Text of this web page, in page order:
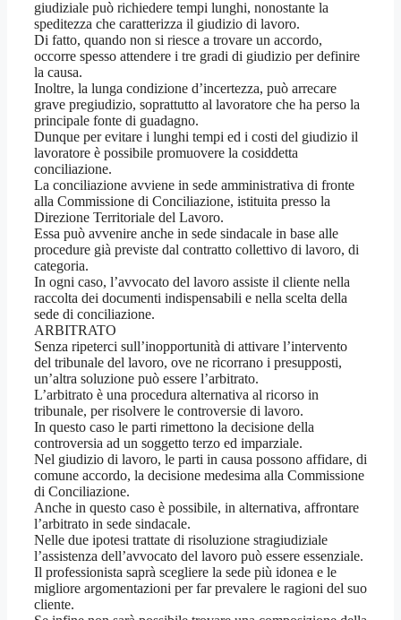
giudiziale può richiedere tempi lunghi, nonostante la
speditezza che caratterizza il giudizio di lavoro.
Di fatto, quando non si riesce a trovare un accordo,
occorre spesso attendere i tre gradi di giudizio per definire
la causa.
Inoltre, la lunga condizione d’incertezza, può arrecare
grave pregiudizio, soprattutto al lavoratore che ha perso la
principale fonte di guadagno.
Dunque per evitare i lunghi tempi ed i costi del giudizio il
lavoratore è possibile promuovere la cosiddetta
conciliazione.
La conciliazione avviene in sede amministrativa di fronte
alla Commissione di Conciliazione, istituita presso la
Direzione Territoriale del Lavoro.
Essa può avvenire anche in sede sindacale in base alle
procedure già previste dal contratto collettivo di lavoro, di
categoria.
In ogni caso, l’avvocato del lavoro assiste il cliente nella
raccolta dei documenti indispensabili e nella scelta della
sede di conciliazione.
ARBITRATO
Senza ripeterci sull’inopportunità di attivare l’intervento
del tribunale del lavoro, ove ne ricorrano i presupposti,
un’altra soluzione può essere l’arbitrato.
L’arbitrato è una procedura alternativa al ricorso in
tribunale, per risolvere le controversie di lavoro.
In questo caso le parti rimettono la decisione della
controversia ad un soggetto terzo ed imparziale.
Nel giudizio di lavoro, le parti in causa possono affidare, di
comune accordo, la decisione medesima alla Commissione
di Conciliazione.
Anche in questo caso è possibile, in alternativa, affrontare
l’arbitrato in sede sindacale.
Nelle due ipotesi trattate di risoluzione stragiudiziale
l’assistenza dell’avvocato del lavoro può essere essenziale.
Il professionista saprà scegliere la sede più idonea e le
migliore argomentazioni per far prevalere le ragioni del suo
cliente.